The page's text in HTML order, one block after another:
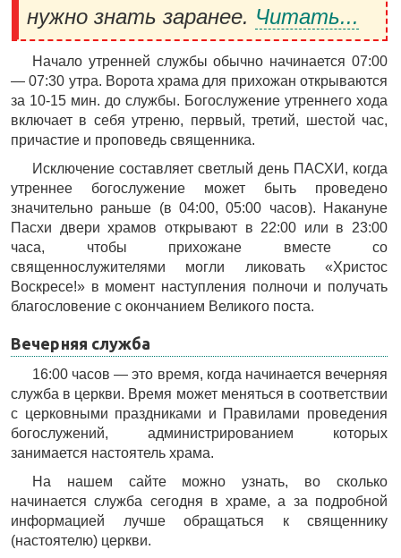
нужно знать заранее. Читать...
Начало утренней службы обычно начинается 07:00
— 07:30 утра. Ворота храма для прихожан открываются
за 10-15 мин. до службы. Богослужение утреннего хода
включает в себя утреню, первый, третий, шестой час,
причастие и проповедь священника.
Исключение составляет светлый день ПАСХИ, когда
утреннее богослужение может быть проведено
значительно раньше (в 04:00, 05:00 часов). Накануне
Пасхи двери храмов открывают в 22:00 или в 23:00
часа, чтобы прихожане вместе со
священнослужителями могли ликовать «Христос
Воскресе!» в момент наступления полночи и получать
благословение с окончанием Великого поста.
Вечерняя служба
16:00 часов — это время, когда начинается вечерняя
служба в церкви. Время может меняться в соответствии
с церковными праздниками и Правилами проведения
богослужений, администрированием которых
занимается настоятель храма.
На нашем сайте можно узнать, во сколько
начинается служба сегодня в храме, а за подробной
информацией лучше обращаться к священнику
(настоятелю) церкви.